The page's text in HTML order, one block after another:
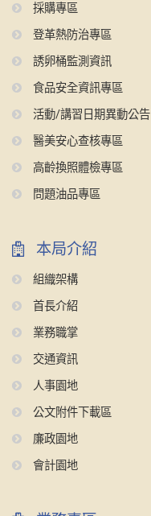
採購專區
登革熱防治專區
誘卵桶監測資訊
食品安全資訊專區
活動/講習日期異動公告
醫美安心查核專區
高齡換照體檢專區
問題油品專區
本局介紹
組織架構
首長介紹
業務職掌
交通資訊
人事園地
公文附件下載區
廉政園地
會計園地